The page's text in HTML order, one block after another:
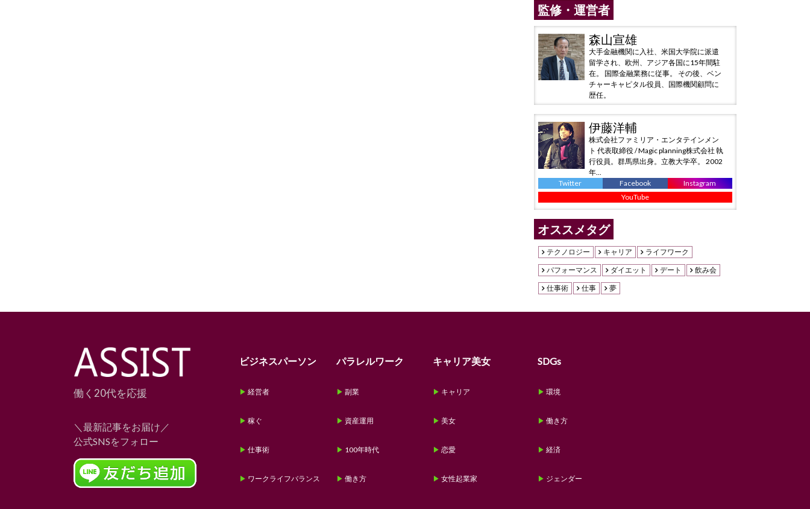
監修・運営者
森山宣雄
大手金融機関に入社、米国大学院に派遣
留学され、欧州、アジア各国に15年間駐
在。 国際金融業務に従事。 その後、ベン
チャーキャピタル役員、国際機関顧問に
歴任。
伊藤洋輔
株式会社ファミリア・エンタテインメン
ト 代表取締役 / Magic planning株式会社 執
行役員。群馬県出身。立教大学卒。 2002
年...
Twitter
Facebook
Instagram
YouTube
オススメタグ
テクノロジー キャリア ライフワーク
パフォーマンス ダイエット デート 飲み会
仕事術 仕事 夢
働く20代を応援
＼最新記事をお届け／
公式SNSをフォロー
ビジネスパーソン
経営者
稼ぐ
仕事術
ワークライフバランス
パラレルワーク
副業
資産運用
100年時代
働き方
キャリア美女
キャリア
美女
恋愛
女性起業家
SDGs
環境
働き方
経済
ジェンダー